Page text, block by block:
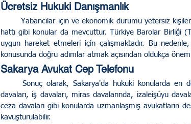
Ücretsiz Hukuki Danışmanlık
	Yabancılar için ve ekonomik durumu yetersiz kişiler için TBB avukat arama veya telefonla ücretsiz danışma
hattı gibi konular da mevcuttur. Türkiye Barolar Birliği
uygun hareket etmeleri için çalışmaktadır. Bu
konusunda doğru adımlar atmak açısından oldukça
Sakarya Avukat Cep Telefonu
davaları, iş davaları, miras davalarında, izaleişüyu
ceza davaları gibi konularda uzmanlaşmış avukatların
kavuşturulabilir.